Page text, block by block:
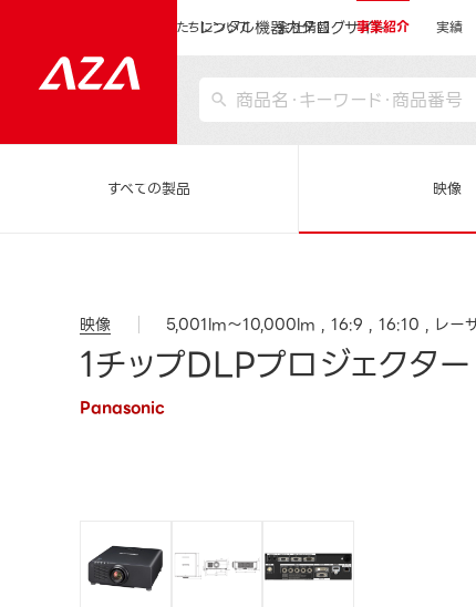
レンタル機器カタログサイト
私たちについて 会社情報 事業紹介 実績
すべての製品 映像
映像 5,001lm～10,000lm 16:9 16:10 レー
1チップDLPプロジェクタ
Panasonic